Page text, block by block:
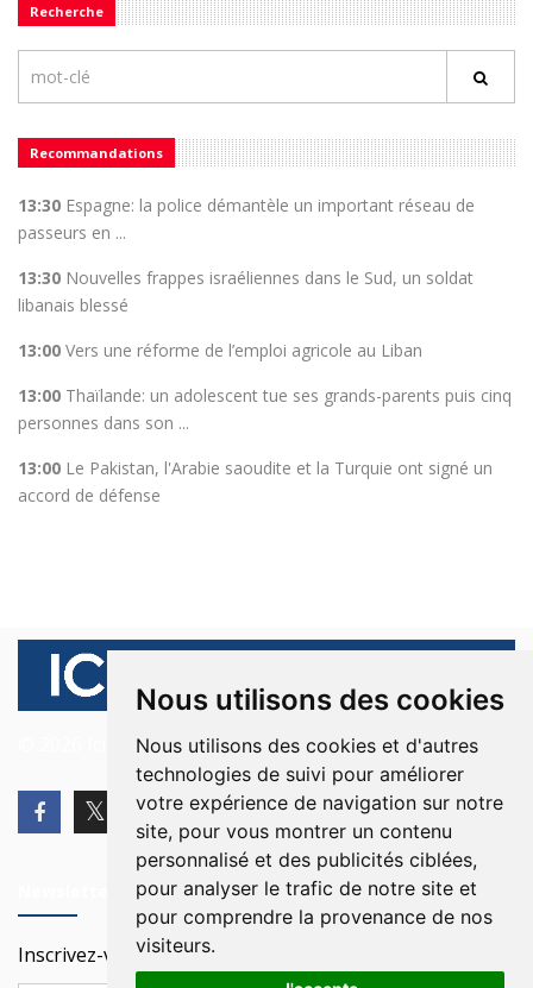
Nous utilisons des cookies
Nous utilisons des cookies et d'autres
technologies de suivi pour améliorer
votre expérience de navigation sur notre
site, pour vous montrer un contenu
personnalisé et des publicités ciblées,
pour analyser le trafic de notre site et
pour comprendre la provenance de nos
visiteurs.
Recherche
Recommandations
13:30 Espagne: la police démantèle un important réseau de
passeurs en ...
13:30 Nouvelles frappes israéliennes dans le Sud, un soldat
libanais blessé
13:00 Vers une réforme de l’emploi agricole au Liban
13:00 Thaïlande: un adolescent tue ses grands-parents puis cinq
personnes dans son ...
13:00 Le Pakistan, l'Arabie saoudite et la Turquie ont signé un
accord de défense
© 2026 Ici Beyrouth. Tous les droits sont réservés.
Inscrivez-vous à notre Newsletter